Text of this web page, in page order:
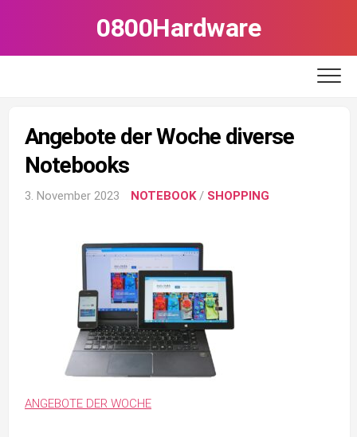
0800Hardware
Angebote der Woche diverse
Notebooks
3. November 2023 NOTEBOOK/ SHOPPING
ANGEBOTE DER WOCHE